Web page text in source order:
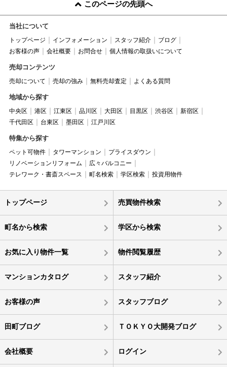
このページの先頭へ
当社について
トップページ インフォメーション スタッフ紹介
ブログ
お客様の声
会社概要 お問合せ 個人情報の取扱いについて
売却コンテンツ
売却について 売却の強み 無料売却査定 よくある質問
地域から探す
中央区 港区 江東区 品川区 大田区 目黒区 渋谷区
新宿区
千代田区
台東区 墨田区 江戸川区
特集から探す
ペット可物件 タワーマンション
プライスダウン
リノベーションリフォーム
広々バルコニー
テレワーク・書斎スペース
町名検索 学区検索 投資用物件
トップページ 売買物件検索
町名から検索 学区から検索
お気に入り物件一覧 物件閲覧履歴
マンションカタログ スタッフ紹介
お客様の声 スタッフブログ
田町ブログ ＴＯＫＹＯ大開発ブログ
会社概要 ログイン